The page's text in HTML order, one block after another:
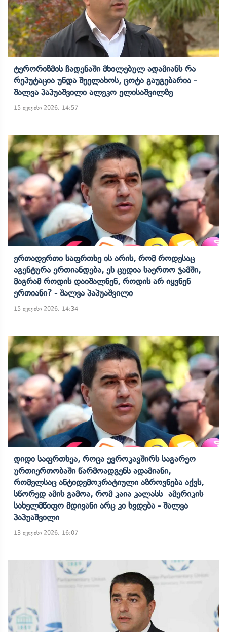
Ტერორიზმის Ჩადენაში Მხილებულ Ადამიანს Რა
Რეპუტაცია Უნდა Შეელახოს, Ცოტა Გაუგებარია -
Შალვა Პაპუაშვილი Ალეკო Ელისაშვილზე
15 ივლისი 2026, 14:57
Ერთადერთი Საფრთხე Ის Არის, Რომ Როდესაც
Აგენტურა Ერთიანდება, Ეს Ცუდია Საერთო Ჯამში,
Მაგრამ Როდის Დაიშალნენ, Როდის Არ Იყვნენ
Ერთიანი? - Შალვა Პაპუაშვილი
15 ივლისი 2026, 14:34
Დიდი Საფრთხეა, Როცა Ევროკავშირს Საგარეო
Ურთიერთობაში Წარმოადგენს Ადამიანი,
Რომელსაც Ანტიდემოკრატიული Აზროვნება Აქვს,
Სწორედ Ამის Გამოა, Რომ Კაია Კალასს Ამერიკის
Სახელმწიფო Მდივანი Არც Კი Ხვდება - Შალვა
Პაპუაშვილი
13 ივლისი 2026, 16:07